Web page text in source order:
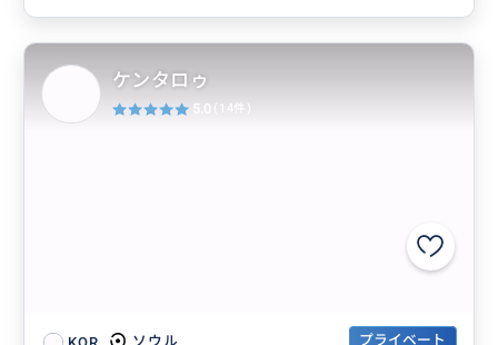
ソウル プライベート
ケンタロゥ
5.0 (14件)